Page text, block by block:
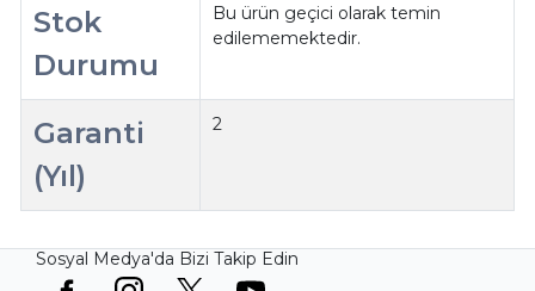
Stok
Durumu
Bu ürün geçici olarak temin
edilememektedir.
Garanti
(Yıl)
2
Sosyal Medya'da Bizi Takip Edin